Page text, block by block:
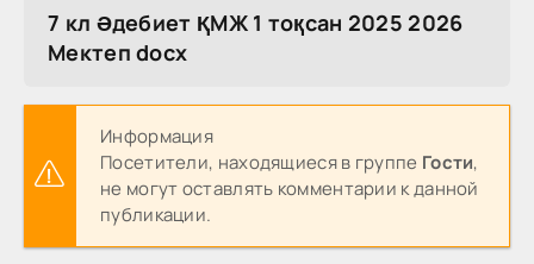
7 кл Әдебиет ҚМЖ 1 тоқсан 2025 2026
Мектеп docx
Информация
Посетители, находящиеся в группе Гости,
не могут оставлять комментарии к данной
публикации.